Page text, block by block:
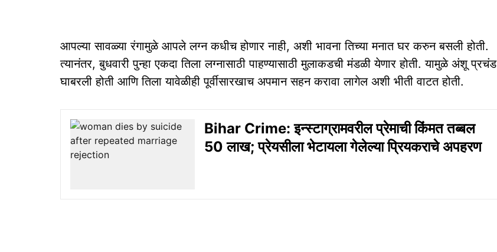
आपल्या सावळ्या रंगामुळे आपले लग्न कधीच होणार नाही, अशी भावना तिच्या मनात घर करुन बसली होती.
त्यानंतर, बुधवारी पुन्हा एकदा तिला लग्नासाठी पाहण्यासाठी मुलाकडची मंडळी येणार होती. यामुळे अंशू प्रचंड
घाबरली होती आणि तिला यावेळीही पूर्वीसारखाच अपमान सहन करावा लागेल अशी भीती वाटत होती.
Bihar Crime: इन्स्टाग्रामवरील प्रेमाची किंमत तब्बल
50 लाख; प्रेयसीला भेटायला गेलेल्या प्रियकराचे अपहरण